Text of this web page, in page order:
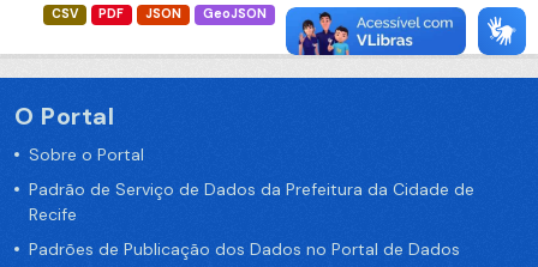
CSV PDF JSON GeoJSON
O Portal
Sobre o Portal
Padrão de Serviço de Dados da Prefeitura da Cidade de
Recife
Padrões de Publicação dos Dados no Portal de Dados